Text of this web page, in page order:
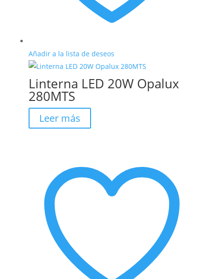
Añadir a la lista de deseos
Linterna LED 20W Opalux
280MTS
Leer más